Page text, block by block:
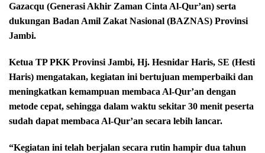
Gazacqu (Generasi Akhir Zaman Cinta Al-Qur’an) serta
dukungan Badan Amil Zakat Nasional (BAZNAS) Provinsi
Jambi.
Ketua TP PKK Provinsi Jambi, Hj. Hesnidar Haris, SE (Hesti
Haris) mengatakan, kegiatan ini bertujuan memperbaiki dan
meningkatkan kemampuan membaca Al-Qur’an dengan
metode cepat, sehingga dalam waktu sekitar 30 menit peserta
sudah dapat membaca Al-Qur’an secara lebih lancar.
“Kegiatan ini telah berjalan secara rutin hampir dua tahun